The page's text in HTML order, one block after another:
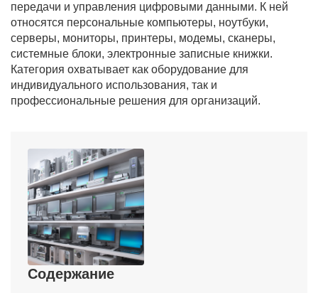
передачи и управления цифровыми данными. К ней
относятся персональные компьютеры, ноутбуки,
серверы, мониторы, принтеры, модемы, сканеры,
системные блоки, электронные записные книжки.
Категория охватывает как оборудование для
индивидуального использования, так и
профессиональные решения для организаций.
Содержание